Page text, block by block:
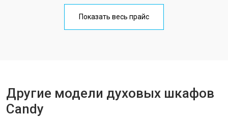
Показать весь прайс
Другие модели духовых шкафов
Candy